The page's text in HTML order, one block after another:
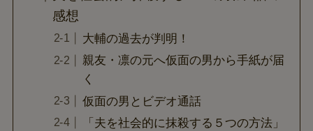
感想
大輔の過去が判明！
親友・凛の元へ仮面の男から手紙が届
く
仮面の男とビデオ通話
「夫を社会的に抹殺する５つの方法」